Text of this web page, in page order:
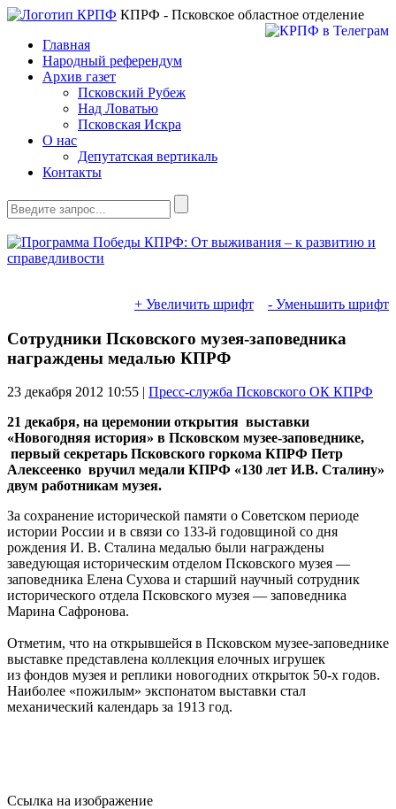
КПРФ - Псковское областное отделение
Главная
Народный референдум
Архив газет
Псковский Рубеж
Над Ловатью
Псковская Искра
О нас
Депутатская вертикаль
Контакты
+ Увеличить шрифт - Уменьшить шрифт
Сотрудники Псковского музея-заповедника
награждены медалью КПРФ
23 декабря 2012 10:55 | Пресс-служба Псковского ОК КПРФ
21 декабря, на церемонии открытия выставки
«Новогодняя история» в Псковском музее-заповеднике,
первый секретарь Псковского горкома КПРФ Петр
Алексеенко вручил медали КПРФ «130 лет И.В. Сталину»
двум работникам музея.
За сохранение исторической памяти о Советском периоде
истории России и в связи со 133-й годовщиной со дня
рождения И. В. Сталина медалью были награждены
заведующая историческим отделом Псковского музея —
заповедника Елена Сухова и старший научный сотрудник
исторического отдела Псковского музея — заповедника
Марина Сафронова.
Отметим, что на открывшейся в Псковском музее-заповеднике
выставке представлена коллекция елочных игрушек
из фондов музея и реплики новогодних открыток 50-х годов.
Наиболее «пожилым» экспонатом выставки стал
механический календарь за 1913 год.
Ссылка на изображение